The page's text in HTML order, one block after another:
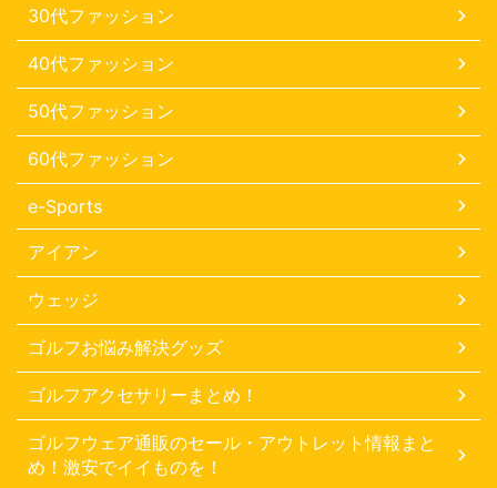
30代ファッション
40代ファッション
50代ファッション
60代ファッション
e-Sports
アイアン
ウェッジ
ゴルフお悩み解決グッズ
ゴルフアクセサリーまとめ！
ゴルフウェア通販のセール・アウトレット情報まと
め！激安でイイものを！